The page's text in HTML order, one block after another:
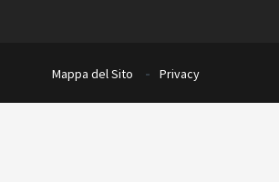
Mappa del Sito Privacy